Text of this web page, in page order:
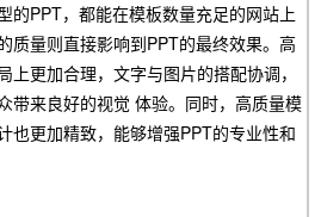
的PPT，都能在模板数量充足的网站上
质量则直接影响到PPT的最终效果。高
上更加合理，文字与图片的搭配协调，
带来良好的视觉 体验。同时，高质量模
也更加精致，能够增强PPT的专业性和